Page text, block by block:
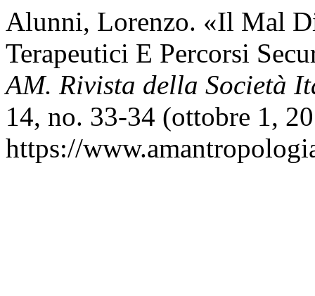
Alunni, Lorenzo. «Il Mal
Terapeutici E Percorsi
AM. Rivista della Società
14, no. 33-34 (ottobre 1,
https://